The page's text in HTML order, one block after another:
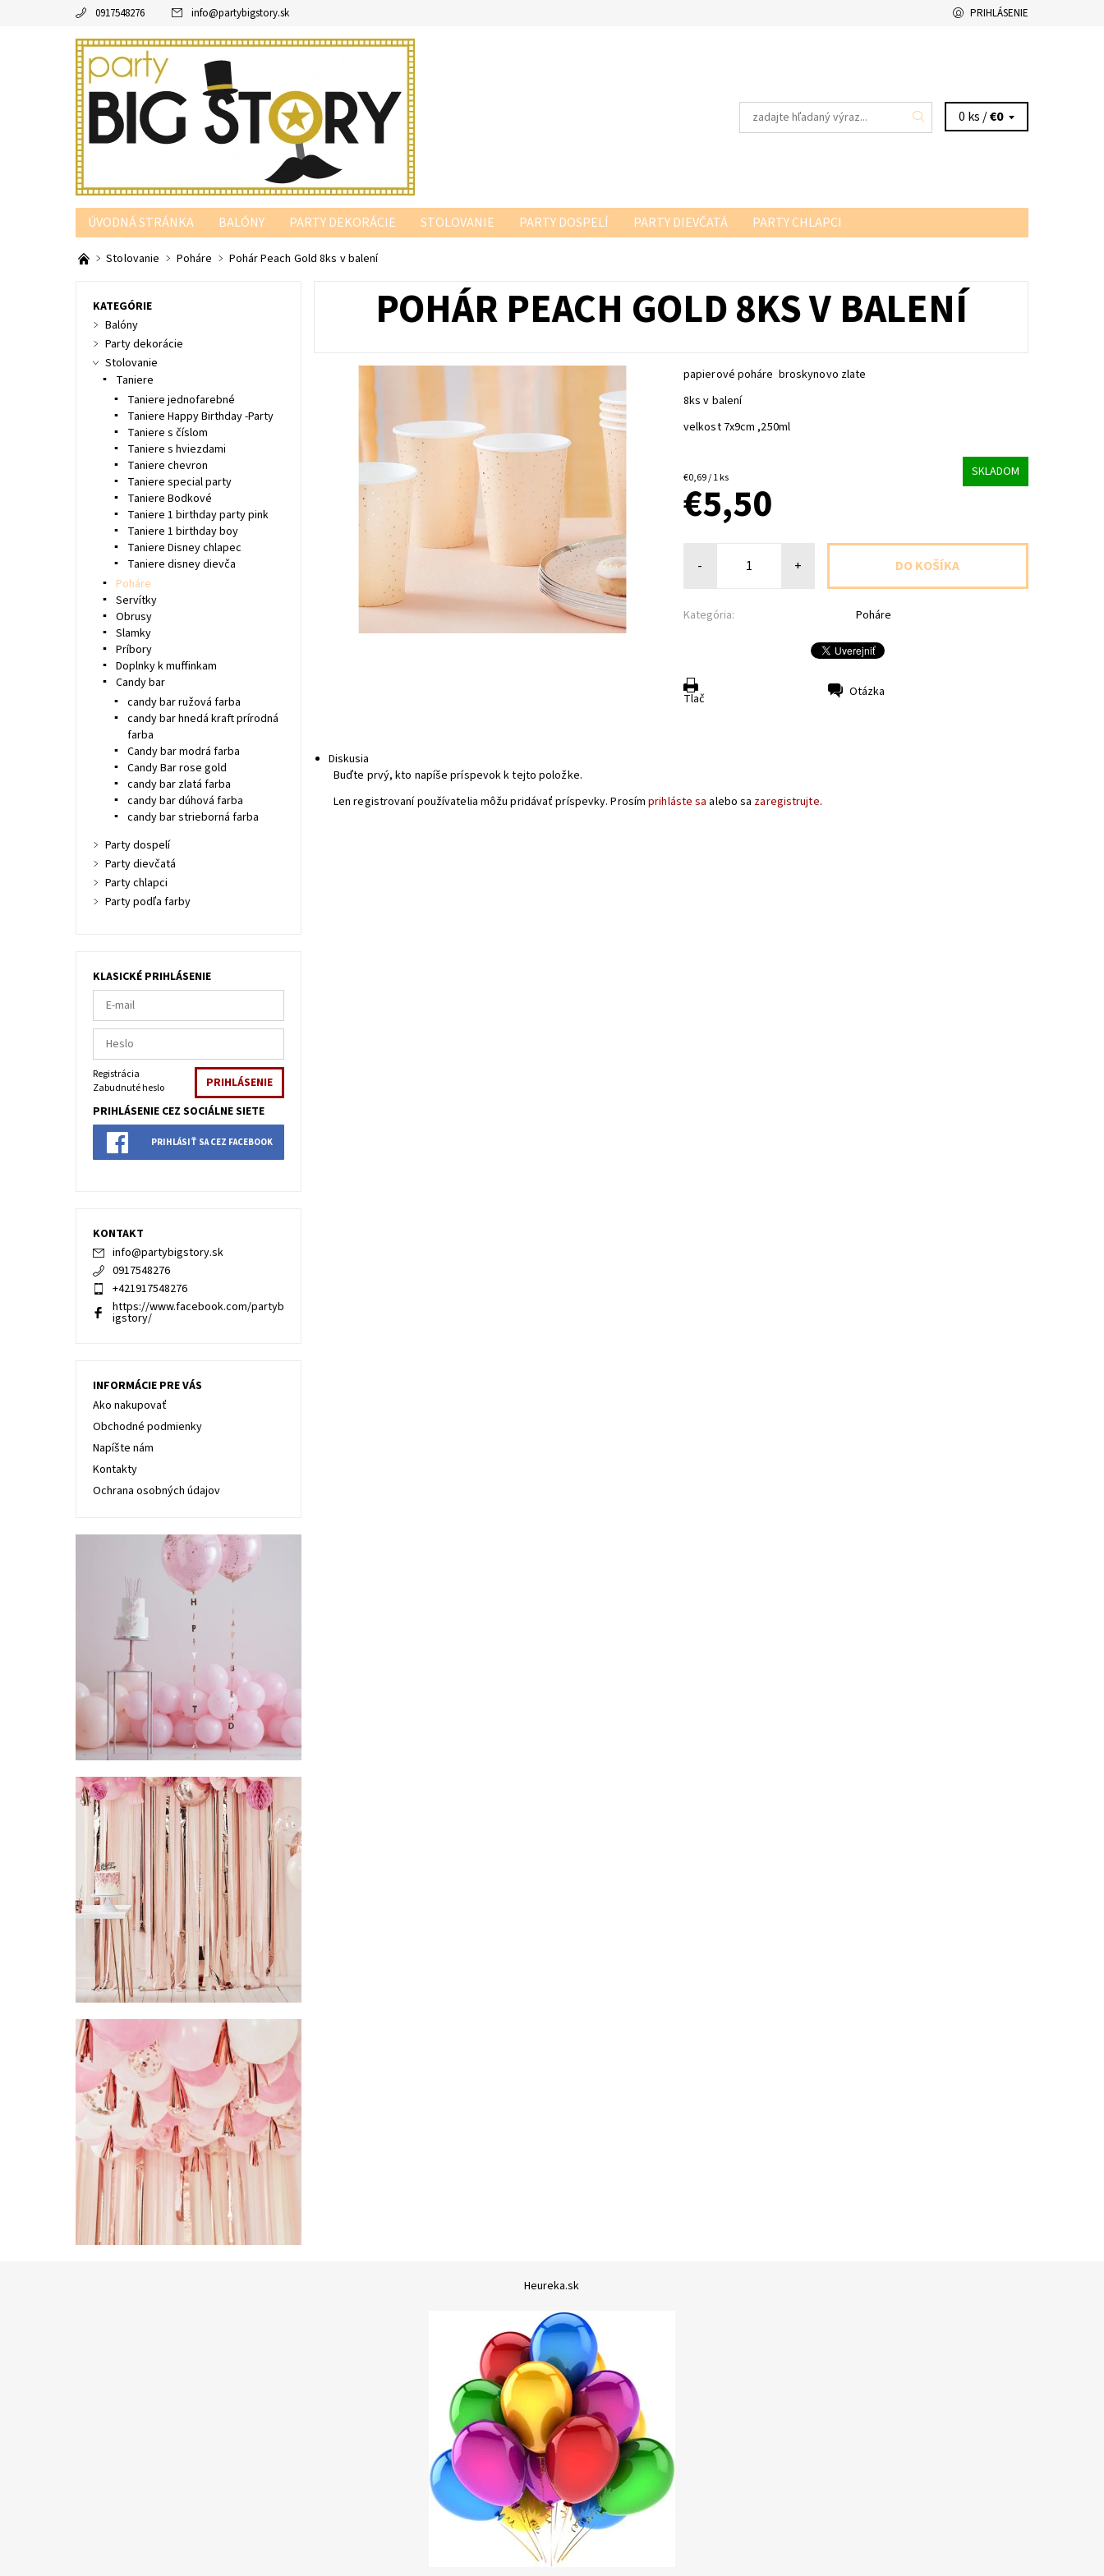
0917548276 info@partybigstory.sk PRIHLÁSENIE
0 ks /€0
ÚVODNÁ STRÁNKA BALÓNY PARTY DEKORÁCIE STOLOVANIE PARTY DOSPELÍ PARTY DIEVČATÁ
PARTY CHLAPCI
PARTY PODĽA FARBY
Stolovanie Poháre Pohár Peach Gold 8ks v balení
POHÁR PEACH GOLD 8KS V BALENÍ
papierové poháre broskynovo zlate
8ks v balení
velkost 7x9cm ,250ml
€0,69 / 1 ks SKLADOM
€5,50
- +
Kategória: Poháre
Tlač Otázka
Diskusia
Buďte prvý, kto napíše príspevok k tejto položke.
Len registrovaní používatelia môžu pridávať príspevky. Prosímprihláste sa alebo sa zaregistrujte.
KATEGÓRIE
Balóny
Party dekorácie
Stolovanie
Taniere
Taniere jednofarebné
Taniere Happy Birthday -Party
Taniere s číslom
Taniere s hviezdami
Taniere chevron
Taniere special party
Taniere Bodkové
Taniere 1 birthday party pink
Taniere 1 birthday boy
Taniere Disney chlapec
Taniere disney dievča
Poháre
Servítky
Obrusy
Slamky
Príbory
Doplnky k muffinkam
Candy bar
candy bar ružová farba
candy bar hnedá kraft prírodná
farba
Candy bar modrá farba
Candy Bar rose gold
candy bar zlatá farba
candy bar dúhová farba
candy bar strieborná farba
Party dospelí
Party dievčatá
Party chlapci
Party podľa farby
KLASICKÉ PRIHLÁSENIE
Registrácia
Zabudnuté heslo
PRIHLÁSENIE CEZ SOCIÁLNE SIETE
PRIHLÁSIŤ SA CEZ FACEBOOK
KONTAKT
info@partybigstory.sk
0917548276
+421917548276
https://www.facebook.com/partyb
igstory/
INFORMÁCIE PRE VÁS
Ako nakupovať
Obchodné podmienky
Napíšte nám
Kontakty
Ochrana osobných údajov
Heureka.sk